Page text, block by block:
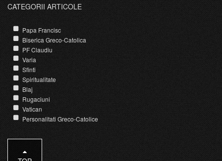
CATEGORII ARTICOLE
Papa Francisc
Biserica Greco-Catolica
PF Claudiu
Varia
Sfinti
Spiritualitate
Blaj
Rugaciuni
Vatican
Personalitati Greco-Catolice